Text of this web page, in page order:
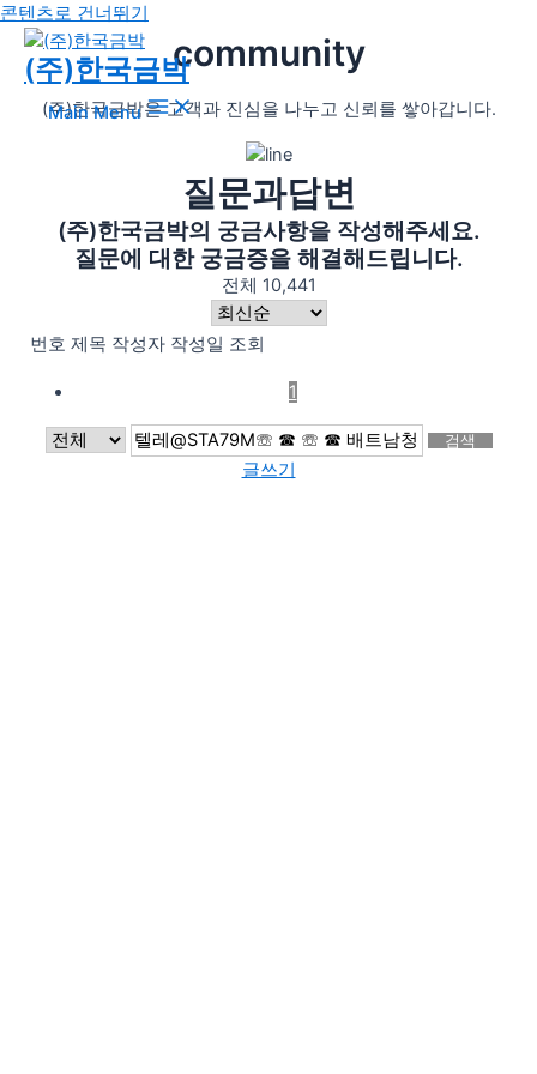
콘텐츠로 건너뛰기
(주)한국금박
Main Menu
community
(주)한국금박은 고객과 진심을 나누고 신뢰를 쌓아갑니다.
질문과답변
(주)한국금박의 궁금사항을 작성해주세요.
질문에 대한 궁금증을 해결해드립니다.
전체 10,441
번호 제목 작성자 작성일 조회
1
검색
글쓰기